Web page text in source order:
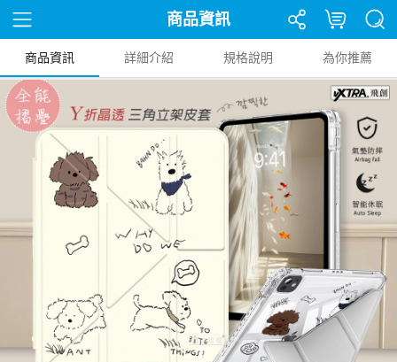
商品資訊
商品資訊 詳細介紹 規格說明 為你推薦